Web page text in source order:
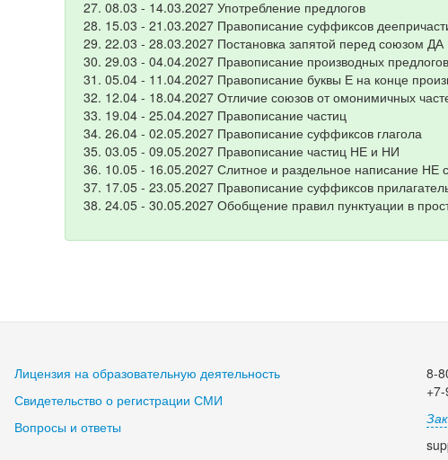
08.03 - 14.03.2027 Употребление предлогов
15.03 - 21.03.2027 Правописание суффиксов
22.03 - 28.03.2027 Постановка запятой перед союзом ДА
29.03 - 04.04.2027 Правописание производных предлогов
05.04 - 11.04.2027 Правописание буквы Е на конце
12.04 - 18.04.2027 Отличие союзов от омонимичных
19.04 - 25.04.2027 Правописание частиц
26.04 - 02.05.2027 Правописание суффиксов глагола
03.05 - 09.05.2027 Правописание частиц НЕ и НИ
10.05 - 16.05.2027 Слитное и раздельное написание НЕ
17.05 - 23.05.2027 Правописание суффиксов
24.05 - 30.05.2027 Обобщение правил пунктуации в
Лицензия на образовательную деятельность
Свидетельство о регистрации СМИ
Вопросы и ответы
8-